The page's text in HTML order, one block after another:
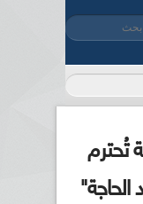
البحث
تُحترم
الحاجة"